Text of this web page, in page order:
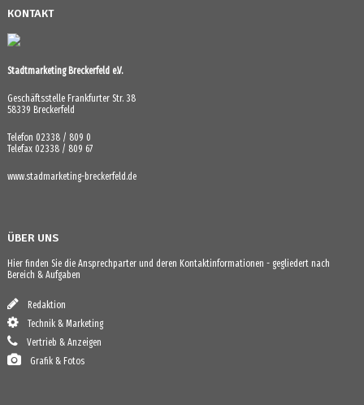
KONTAKT
Stadtmarketing Breckerfeld e.V.
Geschäftsstelle Frankfurter Str. 38
58339 Breckerfeld
Telefon 02338 / 809 0
Telefax 02338 / 809 67
www.stadmarketing-breckerfeld.de
ÜBER UNS
Hier finden Sie die Ansprechparter und deren Kontaktinformationen - gegliedert nach
Bereich & Aufgaben
Redaktion
Technik & Marketing
Vertrieb & Anzeigen
Grafik & Fotos